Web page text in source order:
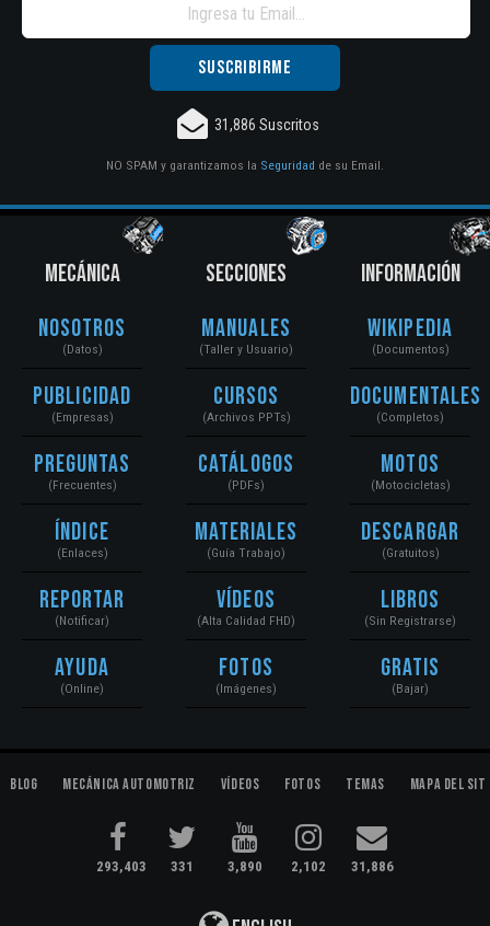
31,886 Suscritos
NO SPAM y garantizamos la Seguridad de su Email.
MECÁNICA
Nosotros
(Datos)
Publicidad
(Empresas)
Preguntas
(Frecuentes)
Índice
(Enlaces)
Reportar
(Notificar)
Ayuda
(Online)
SECCIONES
Manuales
(Taller y Usuario)
Cursos
(Archivos PPTs)
Catálogos
(PDFs)
Materiales
(Guía Trabajo)
Vídeos
(Alta Calidad FHD)
Fotos
(Imágenes)
INFORMACIÓN
Wikipedia
(Documentos)
Documentales
(Completos)
Motos
(Motocicletas)
Descargar
(Gratuitos)
Libros
(Sin Registrarse)
Gratis
(Bajar)
Blog Mecánica Automotriz Vídeos Fotos Temas Mapa del
293,403 331 3,890 2,102 31,886